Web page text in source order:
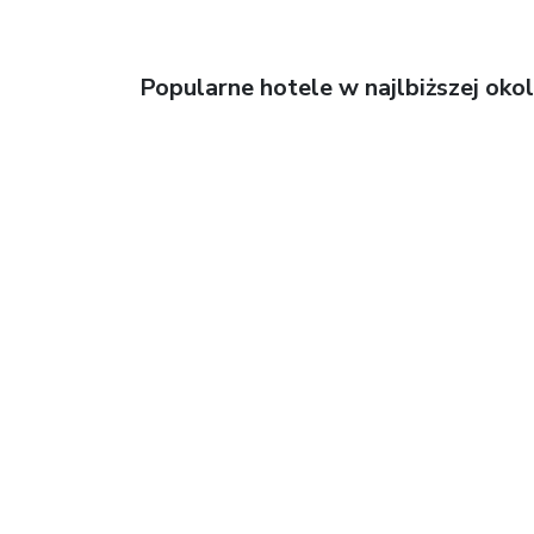
Popularne hotele w najlbiższej